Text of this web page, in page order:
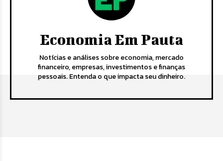
Economia Em Pauta
Notícias e análises sobre economia, mercado
financeiro, empresas, investimentos e finanças
pessoais. Entenda o que impacta seu dinheiro.